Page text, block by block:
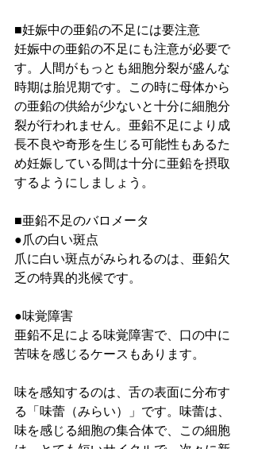
■妊娠中の亜鉛の不足には要注意
妊娠中の亜鉛の不足にも注意が必要で
す。人間がもっとも細胞分裂が盛んな
時期は胎児期です。この時に母体から
の亜鉛の供給が少ないと十分に細胞分
裂が行われません。亜鉛不足により成
長不良や奇形を生じる可能性もあるた
め妊娠している間は十分に亜鉛を摂取
するようにしましょう。
■亜鉛不足のバロメータ
●爪の白い斑点
爪に白い斑点がみられるのは、亜鉛欠
乏の特異的兆候です。
●味覚障害
亜鉛不足による味覚障害で、口の中に
苦味を感じるケースもあります。
味を感知するのは、舌の表面に分布す
る「味蕾（みらい）」です。味蕾は、
味を感じる細胞の集合体で、この細胞